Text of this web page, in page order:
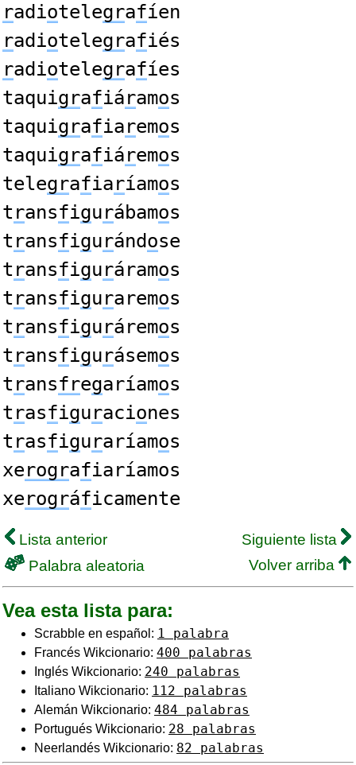
radiotelegrafíen
radiotelegrafiés
radiotelegrafíes
taquigrafiáramos
taquigrafiaremos
taquigrafiáremos
telegrafiaríamos
transfigurábamos
transfigurándose
transfiguráramos
transfiguraremos
transfiguráremos
transfigurásemos
transfregaríamos
trasfiguraciones
trasfiguraríamos
xerografiaríamos
xerográficamente
Lista anterior
Siguiente lista
Palabra aleatoria
Volver arriba
Vea esta lista para:
Scrabble en español: 1 palabra
Francés Wikcionario: 400 palabras
Inglés Wikcionario: 240 palabras
Italiano Wikcionario: 112 palabras
Alemán Wikcionario: 484 palabras
Portugués Wikcionario: 28 palabras
Neerlandés Wikcionario: 82 palabras